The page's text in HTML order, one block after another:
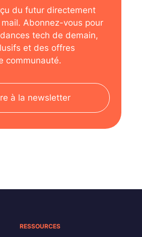
du futur directement
Abonnez-vous pour
tech de demain,
et des offres
communauté.
à la newsletter
RESSOURCES